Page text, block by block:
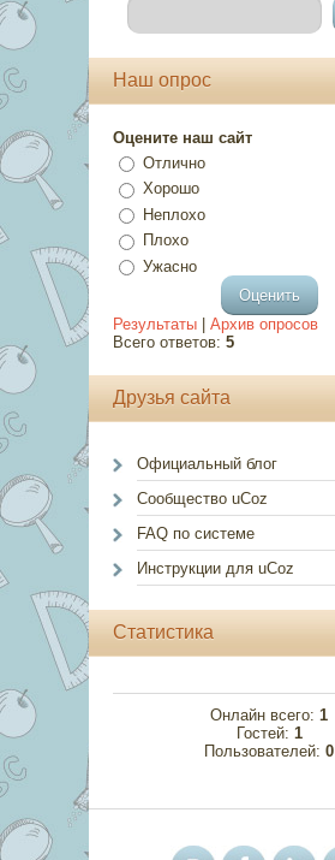
Наш опрос
Оцените наш сайт
Отлично
Хорошо
Неплохо
Плохо
Ужасно
Результаты
Архив опросов
Всего ответов: 5
Друзья сайта
Официальный блог
Сообщество uCoz
FAQ по системе
Инструкции для uCoz
Статистика
Онлайн всего: 1
Гостей: 1
Пользователей: 0